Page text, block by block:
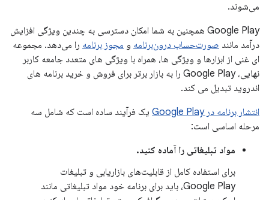
می‌شوند.
Google Play همچنین به شما امکان دسترسی به چندین ویژگی افزایش
درآمد مانند صورت‌حساب درون‌برنامه و مجوز برنامه را می‌دهد. مجموعه
ای غنی از ابزارها و ویژگی ها، همراه با ویژگی های متعدد جامعه کاربر
نهایی، Google Play را به بازار برتر برای فروش و خرید برنامه های
اندروید تبدیل می کند.
انتشار برنامه در Google Play
یک فرآیند ساده است که شامل سه
مرحله اساسی است:
مواد تبلیغاتی را آماده کنید.
برای استفاده کامل از قابلیت‌های بازاریابی و تبلیغات
Google Play، باید برای برنامه خود مواد تبلیغاتی مانند